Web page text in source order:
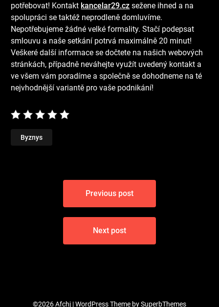
potřebovat! Kontakt kancelar29.cz sežene ihned a na
spolupráci se taktéž neprodleně domluvíme.
Nepotřebujeme žádné velké formality. Stačí podepsat
smlouvu a naše setkání potrvá maximálně 20 minut!
Veškeré další informace se dočtete na našich webových
stránkách, případně neváhejte využít uvedený kontakt a
ve všem vám poradíme a společně se dohodneme na té
nejvhodnější variantě pro vaše podnikání!
Byznys
Navigace
příspěvek
Previous post
Next post
©2026 Afchj | WordPress Theme bySuperbThemes